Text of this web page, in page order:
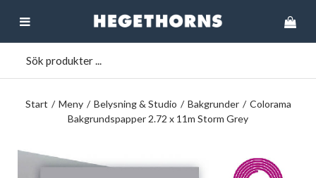
Start / Meny / Belysning & Studio / Bakgrunder / Colorama
Bakgrundspapper 2.72 x 11m Storm Grey